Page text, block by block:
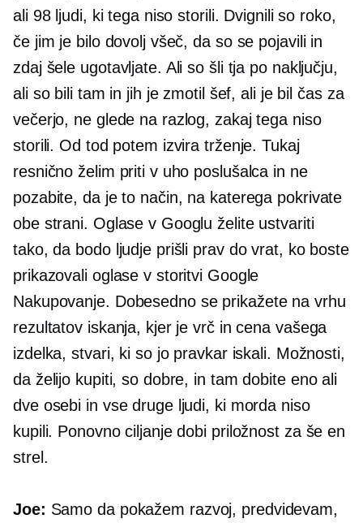
ali 98 ljudi, ki tega niso storili. Dvignili so roko,
če jim je bilo dovolj všeč, da so se pojavili in
zdaj šele ugotavljate. Ali so šli tja po naključju,
ali so bili tam in jih je zmotil šef, ali je bil čas za
večerjo, ne glede na razlog, zakaj tega niso
storili. Od tod potem izvira trženje. Tukaj
resnično želim priti v uho poslušalca in ne
pozabite, da je to način, na katerega pokrivate
obe strani. Oglase v Googlu želite ustvariti
tako, da bodo ljudje prišli prav do vrat, ko boste
prikazovali oglase v storitvi Google
Nakupovanje. Dobesedno se prikažete na vrhu
rezultatov iskanja, kjer je vrč in cena vašega
izdelka, stvari, ki so jo pravkar iskali. Možnosti,
da želijo kupiti, so dobre, in tam dobite eno ali
dve osebi in vse druge ljudi, ki morda niso
kupili. Ponovno ciljanje dobi priložnost za še en
strel.
Joe: Samo da pokažem razvoj, predvidevam,